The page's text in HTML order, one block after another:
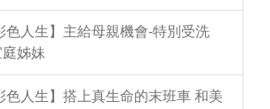
色人生】主給母親機會-特別受洗
姊妹
色人生】搭上真生命的末班車 和美